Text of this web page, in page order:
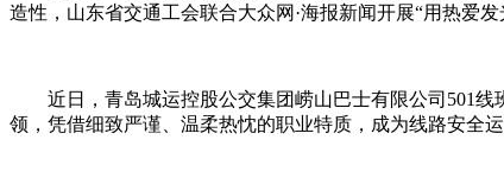
造性，山东省交通工会联合大众网·海报新闻开展“用热爱
近日，青岛城运控股公交集团崂山巴士有限公司501线
领，凭借细致严谨、温柔热忱的职业特质，成为线路安全